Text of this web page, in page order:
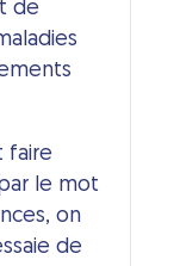
de
faire
le mot
on
de